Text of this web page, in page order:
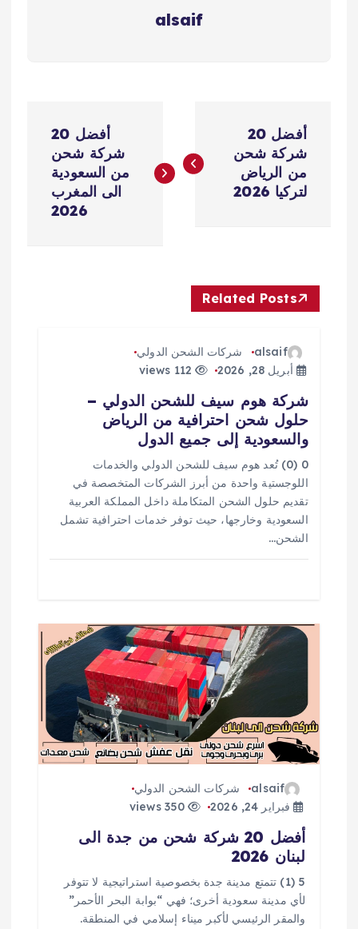
alsaif
ص
ت
أفضل 20
شركة شحن
من الرياض
لتركيا 2026
أفضل 20
شركة شحن
من السعودية
الى المغرب
2026
Related Posts
alsaif
شركات الشحن الدولي
أبريل 28, 2026
112 views
شركة هوم سيف للشحن الدولي –
حلول شحن احترافية من الرياض
والسعودية إلى جميع الدول
0 (0) تُعد هوم سيف للشحن الدولي والخدمات
اللوجستية واحدة من أبرز الشركات المتخصصة في
تقديم حلول الشحن المتكاملة داخل المملكة العربية
السعودية وخارجها، حيث توفر خدمات احترافية تشمل
الشحن…
alsaif
شركات الشحن الدولي
فبراير 24, 2026
350 views
أفضل 20 شركة شحن من جدة الى
لبنان 2026
5 (1) تتمتع مدينة جدة بخصوصية استراتيجية لا تتوفر
لأي مدينة سعودية أخرى؛ فهي “بوابة البحر الأحمر”
والمقر الرئيسي لأكبر ميناء إسلامي في المنطقة.